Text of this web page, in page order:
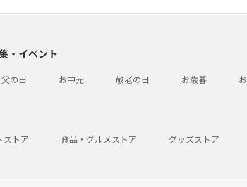
・イベント
父の日 お中元 敬老の日 お歳暮
ストア 食品・グルメストア グッズストア